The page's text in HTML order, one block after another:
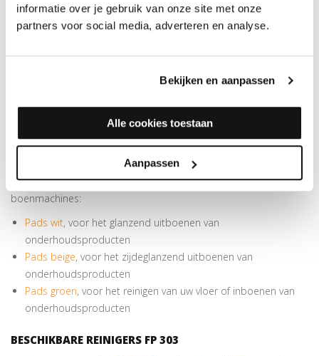
informatie over je gebruik van onze site met onze
partners voor social media, adverteren en analyse.
Bekijken en aanpassen
Alle cookies toestaan
Aanpassen
Polierpads FP 303 Parket Gewaxt (3 st), speciaal voor het
perfect polieren van gewaxte harde oppervlakken zoals
het perfect polieren van verzegelde harde oppervlakken zoals
Polierpads FP 303 Steen/Linoleum/PVC (3 st), voor het perfect
UNIVERSELE PADS 13CM
Deze pads zijn universeel en passen op alle 3-schijfs
boenmachines:
Pads wit, voor het glanzend uitboenen van
onderhoudsproducten
Pads beige, voor het zijdeglanzend uitboenen van
onderhoudsproducten
Pads groen, voor het reinigen van uw vloer of inboenen van
onderhoudsproducten
BESCHIKBARE REINIGERS FP 303